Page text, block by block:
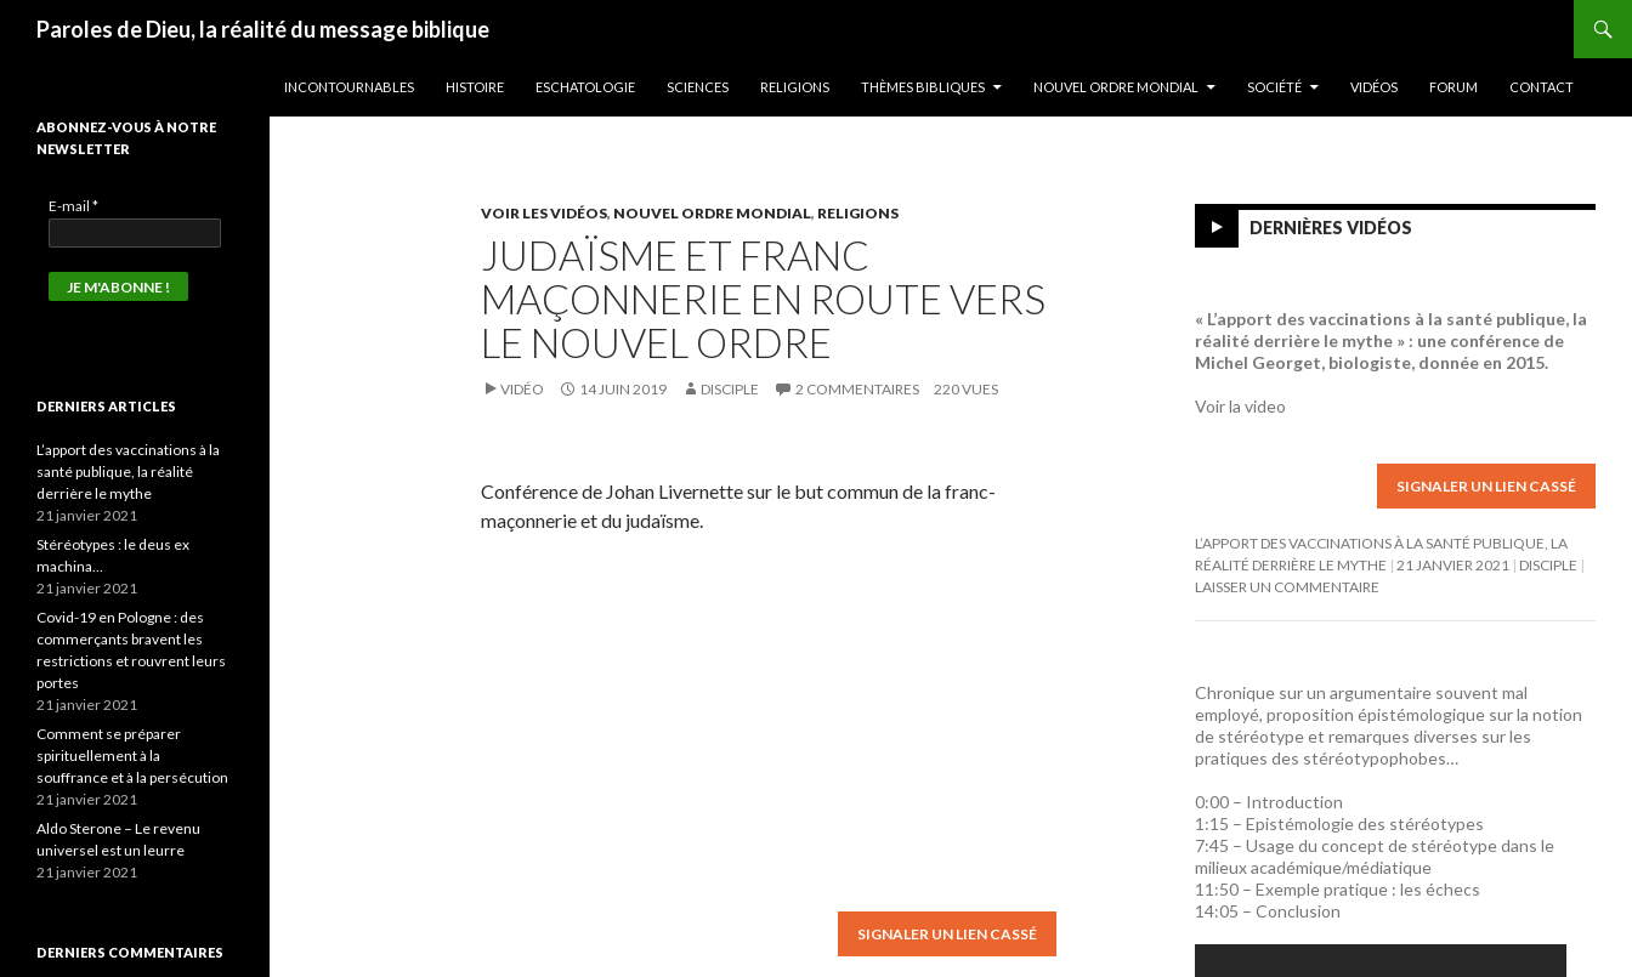
Paroles de Dieu, la réalité du message biblique
INCONTOURNABLES
HISTOIRE ESCHATOLOGIE SCIENCES RELIGIONS THÈMES BIBLIQUES NOUVEL ORDRE MONDIAL SOCIÉTÉ VIDÉOS FORUM CONTACT
VOIR LES VIDÉOS, NOUVEL ORDRE MONDIAL, RELIGIONS
JUDAÏSME ET FRANC
MAÇONNERIE EN ROUTE VERS
LE NOUVEL ORDRE
VIDÉO 14 JUIN 2019 DISCIPLE 2 COMMENTAIRES 220 VUES
Conférence de Johan Livernette sur le but commun de la franc-
maçonnerie et du judaïsme.
SIGNALER UN LIEN CASSÉ
DERNIÈRES VIDÉOS
« L’apport des vaccinations à la santé publique, la
réalité derrière le mythe » : une conférence de
Michel Georget, biologiste, donnée en 2015.
Voir la video
SIGNALER UN LIEN CASSÉ
L’APPORT DES VACCINATIONS À LA SANTÉ PUBLIQUE, LA
RÉALITÉ DERRIÈRE LE MYTHE 21 JANVIER 2021
DISCIPLE
LAISSER UN COMMENTAIRE
Chronique sur un argumentaire souvent mal
employé, proposition épistémologique sur la notion
de stéréotype et remarques diverses sur les
pratiques des stéréotypophobes…
0:00 – Introduction
1:15 – Epistémologie des stéréotypes
7:45 – Usage du concept de stéréotype dans le
milieux académique/médiatique
11:50 – Exemple pratique : les échecs
14:05 – Conclusion
ABONNEZ-VOUS À NOTRE
NEWSLETTER
E-mail *
DERNIERS ARTICLES
L’apport des vaccinations à la
santé publique, la réalité
derrière le mythe
21 janvier 2021
Stéréotypes : le deus ex
machina…
21 janvier 2021
Covid-19 en Pologne : des
commerçants bravent les
restrictions et rouvrent leurs
portes
21 janvier 2021
Comment se préparer
spirituellement à la
souffrance et à la persécution
21 janvier 2021
Aldo Sterone – Le revenu
universel est un leurre
21 janvier 2021
DERNIERS COMMENTAIRES